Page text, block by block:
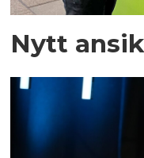
Nytt